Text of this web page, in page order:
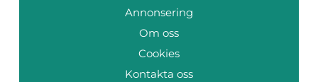
Annonsering
Om oss
Cookies
Kontakta oss